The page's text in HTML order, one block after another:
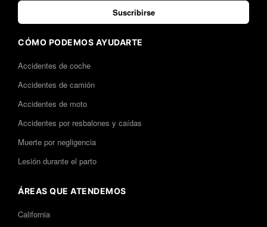
Suscribirse
CÓMO PODEMOS AYUDARTE
Accidentes de coche
Accidentes de camión
Accidentes de moto
Accidentes por resbalones y caídas
Muerte por negligencia
Lesión durante el parto
ÁREAS QUE ATENDEMOS
California